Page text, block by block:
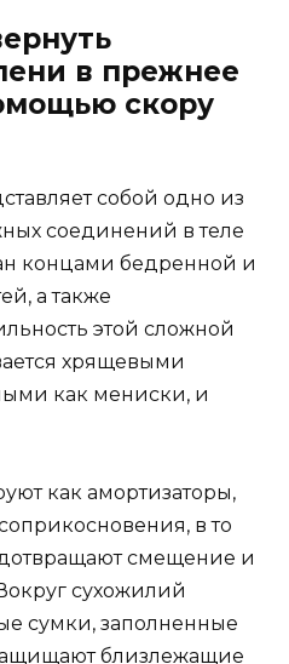
в прежнее
скору
собой одно из
соединений в теле
концами бедренной и
а также
этой сложной
хрящевыми
как мениски, и
как амортизаторы,
в то
смещение и
сухожилий
сумки, заполненные
близлежащие